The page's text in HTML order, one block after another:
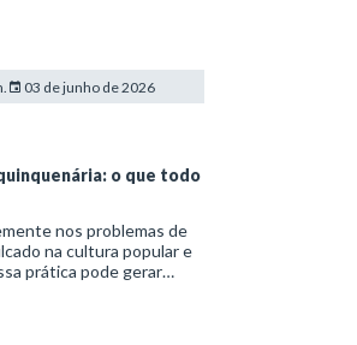
digestivo. P
03 de junho de 2026
o que todo
nos problemas de
na cultura popular e
prática pode gerar
excessiva